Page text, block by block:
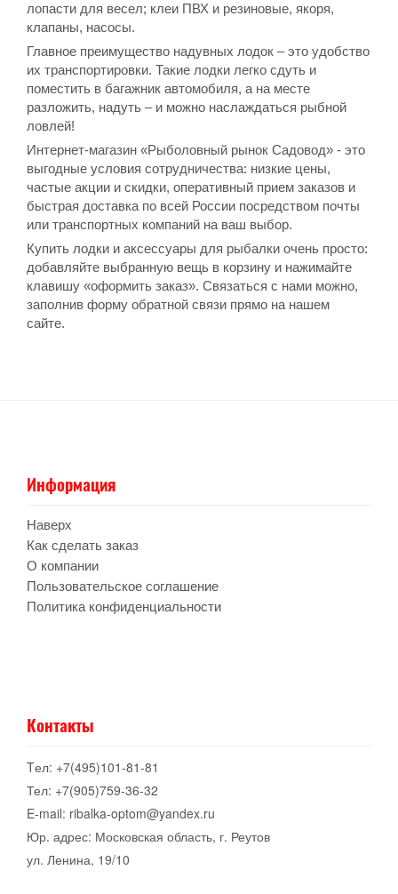
лопасти для весел; клеи ПВХ и резиновые, якоря,
клапаны, насосы.
Главное преимущество надувных лодок – это удобство
их транспортировки. Такие лодки легко сдуть и
поместить в багажник автомобиля, а на месте
разложить, надуть – и можно наслаждаться рыбной
ловлей!
Интернет-магазин «Рыболовный рынок Садовод» - это
выгодные условия сотрудничества: низкие цены,
частые акции и скидки, оперативный прием заказов и
быстрая доставка по всей России посредством почты
или транспортных компаний на ваш выбор.
Купить лодки и аксессуары для рыбалки очень просто:
добавляйте выбранную вещь в корзину и нажимайте
клавишу «оформить заказ». Связаться с нами можно,
заполнив форму обратной связи прямо на нашем
сайте.
Информация
Наверх
Как сделать заказ
О компании
Пользовательское соглашение
Политика конфиденциальности
Контакты
Tел: +7(495)101-81-81
Тел: +7(905)759-36-32
E-mail: ribalka-optom@yandex.ru
Юр. адрес: Московская область, г. Реутов
ул. Ленина, 19/10